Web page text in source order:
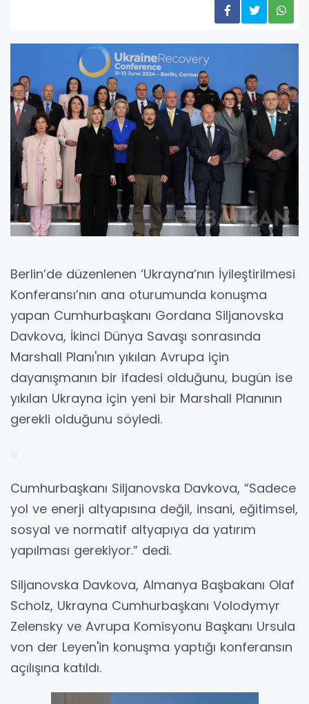
Berlin’de düzenlenen ‘Ukrayna’nın İyileştirilmesi
Konferansı’nın ana oturumunda konuşma
yapan Cumhurbaşkanı Gordana Siljanovska
Davkova, İkinci Dünya Savaşı sonrasında
Marshall Planı'nın yıkılan Avrupa için
dayanışmanın bir ifadesi olduğunu, bugün ise
yıkılan Ukrayna için yeni bir Marshall Planının
gerekli olduğunu söyledi.
Cumhurbaşkanı Siljanovska Davkova, “Sadece
yol ve enerji altyapısına değil, insani, eğitimsel,
sosyal ve normatif altyapıya da yatırım
yapılması gerekiyor.” dedi.
Siljanovska Davkova, Almanya Başbakanı Olaf
Scholz, Ukrayna Cumhurbaşkanı Volodymyr
Zelensky ve Avrupa Komisyonu Başkanı Ursula
von der Leyen'in konuşma yaptığı konferansın
açılışına katıldı.